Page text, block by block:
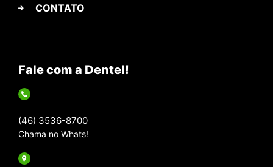
CONTATO
Fale com a Dentel!
(46) 3536-8700
Chama no Whats!